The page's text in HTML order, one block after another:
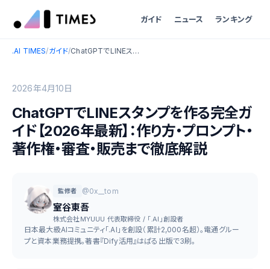
ガイド ニュース ランキング
.AI TIMES/ガイド/ ChatGPTでLINEスタンプを作る完全ガイド【2026年最新】：作り方・プロンプト・著作権・審査・販売まで徹底解説
2026年4月10日
ChatGPTでLINEスタンプを作る完全ガ
イド【2026年最新】：作り方・プロンプト・
著作権・審査・販売まで徹底解説
監修者 @0x__tom
室谷東吾
株式会社MYUUU 代表取締役 / 「.AI」創設者
日本最大級AIコミュニティ「.AI」を創設（累計2,000名超）。電通グルー
プと資本業務提携。著書『Dify活用』はぱる出版で3刷。